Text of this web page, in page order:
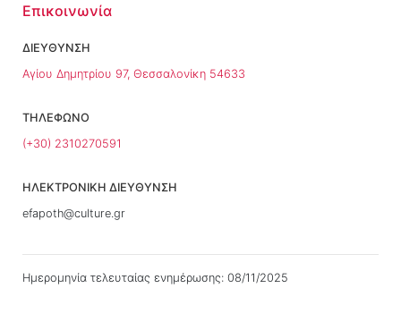
Επικοινωνία
ΔΙΕΥΘΥΝΣΗ
Αγίου Δημητρίου 97, Θεσσαλονίκη 54633
ΤΗΛΕΦΩΝΟ
(+30) 2310270591
ΗΛΕΚΤΡΟΝΙΚΗ ΔΙΕΥΘΥΝΣΗ
efapoth@culture.gr
Ημερομηνία τελευταίας ενημέρωσης: 08/11/2025